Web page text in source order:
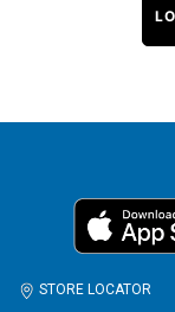
STORE LOCATOR